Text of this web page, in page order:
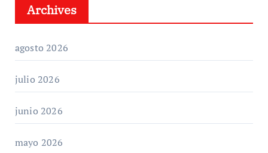
Archives
agosto 2026
julio 2026
junio 2026
mayo 2026